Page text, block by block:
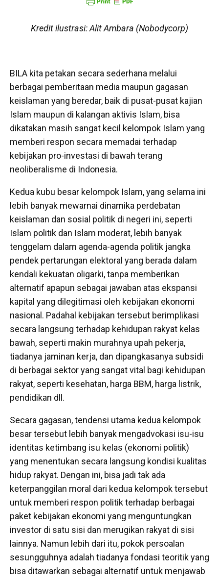
Kredit ilustrasi: Alit Ambara (Nobodycorp)
BILA kita petakan secara sederhana melalui
berbagai pemberitaan media maupun gagasan
keislaman yang beredar, baik di pusat-pusat kajian
Islam maupun di kalangan aktivis Islam, bisa
dikatakan masih sangat kecil kelompok Islam yang
memberi respon secara memadai terhadap
kebijakan pro-investasi di bawah terang
neoliberalisme di Indonesia.
Kedua kubu besar kelompok Islam, yang selama ini
lebih banyak mewarnai dinamika perdebatan
keislaman dan sosial politik di negeri ini, seperti
Islam politik dan Islam moderat, lebih banyak
tenggelam dalam agenda-agenda politik jangka
pendek pertarungan elektoral yang berada dalam
kendali kekuatan oligarki, tanpa memberikan
alternatif apapun sebagai jawaban atas ekspansi
kapital yang dilegitimasi oleh kebijakan ekonomi
nasional. Padahal kebijakan tersebut berimplikasi
secara langsung terhadap kehidupan rakyat kelas
bawah, seperti makin murahnya upah pekerja,
tiadanya jaminan kerja, dan dipangkasanya subsidi
di berbagai sektor yang sangat vital bagi kehidupan
rakyat, seperti kesehatan, harga BBM, harga listrik,
pendidikan dll.
Secara gagasan, tendensi utama kedua kelompok
besar tersebut lebih banyak mengadvokasi isu-isu
identitas ketimbang isu kelas (ekonomi politik)
yang menentukan secara langsung kondisi kualitas
hidup rakyat. Dengan ini, bisa jadi tak ada
keterpanggilan moral dari kedua kelompok tersebut
untuk memberi respon politik terhadap berbagai
paket kebijakan ekonomi yang menguntungkan
investor di satu sisi dan merugikan rakyat di sisi
lainnya. Namun lebih dari itu, pokok persoalan
sesungguhnya adalah tiadanya fondasi teoritik yang
bisa ditawarkan sebagai alternatif untuk menjawab